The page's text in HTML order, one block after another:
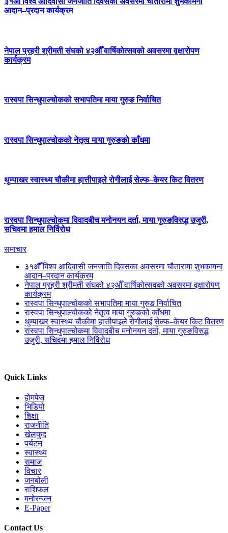
आदान–प्रदान कार्यक्रम
नेपाल प्रहरी श्रीमती संघको ४२औँ वार्षिकोत्सवको अवसरमा वृक्षारोपण
कार्यक्रम
रास्वपा सिन्धुपाल्चोकको सभापतिमा माया गुरुङ निर्वाचित
रास्वपा सिन्धुपाल्चोकको नेतृत्व माया गुरुङको काँधमा
थुम्पाखर स्वास्थ्य चौकीमा हात्तीपाइले रोगीलाई सेल्फ–केयर किट वितरण
रास्वपा सिन्धुपाल्चोकमा विवादबीच मनोनयन दर्ता, माया गुरुङविरुद्ध उजुरी,
सचिवमा हमाल निर्विरोध
समाचार
३१औँ विश्व आदिवासी जनजाति दिवसका अवसरमा चौतारामा शुभकामना
आदान–प्रदान कार्यक्रम
नेपाल प्रहरी श्रीमती संघको ४२औँ वार्षिकोत्सवको अवसरमा वृक्षारोपण
कार्यक्रम
रास्वपा सिन्धुपाल्चोकको सभापतिमा माया गुरुङ निर्वाचित
रास्वपा सिन्धुपाल्चोकको नेतृत्व माया गुरुङको काँधमा
थुम्पाखर स्वास्थ्य चौकीमा हात्तीपाइले रोगीलाई सेल्फ–केयर किट वितरण
रास्वपा सिन्धुपाल्चोकमा विवादबीच मनोनयन दर्ता, माया गुरुङविरुद्ध
उजुरी, सचिवमा हमाल निर्विरोध
Quick Links
होमपेज
भिडियो
शिक्षा
राजनीति
खेलकुद
पर्यटन
स्वास्थ्य
समाज
विचार
जनबोली
राशिफल
मनोरन्जन
E-Paper
Contact Us